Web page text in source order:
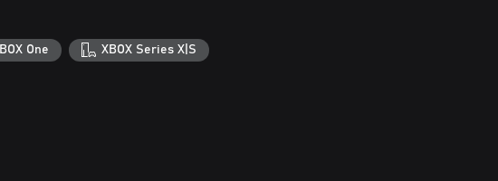
One XBOX Series X|S